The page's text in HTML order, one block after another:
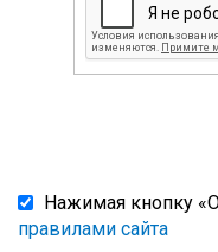
Нажимая кнопку
правилами сайта